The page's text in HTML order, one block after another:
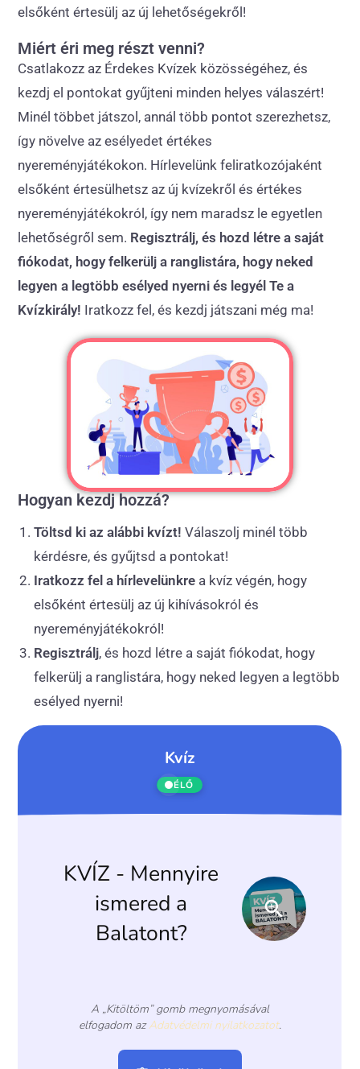
elsőként értesülj az új lehetőségekről!
Miért éri meg részt venni?
Csatlakozz az Érdekes Kvízek közösségéhez, és
kezdj el pontokat gyűjteni minden helyes válaszért!
Minél többet játszol, annál több pontot szerezhetsz,
így növelve az esélyedet értékes
nyereményjátékokon. Hírlevelünk feliratkozójaként
elsőként értesülhetsz az új kvízekről és értékes
nyereményjátékokról, így nem maradsz le egyetlen
lehetőségről sem. Regisztrálj, és hozd létre a saját
fiókodat, hogy felkerülj a ranglistára, hogy neked
legyen a legtöbb esélyed nyerni és legyél Te a
Kvízkirály! Iratkozz fel, és kezdj játszani még ma!
Hogyan kezdj hozzá?
Töltsd ki az alábbi kvízt! Válaszolj minél több
kérdésre, és gyűjtsd a pontokat!
Iratkozz fel a hírlevelünkre a kvíz végén, hogy
elsőként értesülj az új kihívásokról és
nyereményjátékokról!
Regisztrálj, és hozd létre a saját fiókodat, hogy
felkerülj a ranglistára, hogy neked legyen a legtöbb
esélyed nyerni!